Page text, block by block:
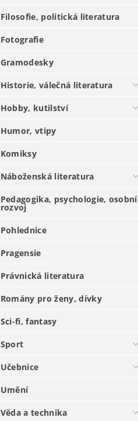
Filosofie, politická literatura
Fotografie
Gramodesky
Historie, válečná literatura
Hobby, kutilství
Humor, vtipy
Komiksy
Náboženská literatura
Pedagogika, psychologie, osobní
rozvoj
Pohlednice
Pragensie
Právnická literatura
Romány pro ženy, dívky
Sci-fi, fantasy
Sport
Učebnice
Umění
Věda a technika